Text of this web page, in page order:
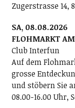
Zugerstrasse 14,
SA, 08.08.2026
FLOHMARKT
Club Interfun
Auf dem
grosse
und stöbern Sie
08.00-16.00 Uhr,